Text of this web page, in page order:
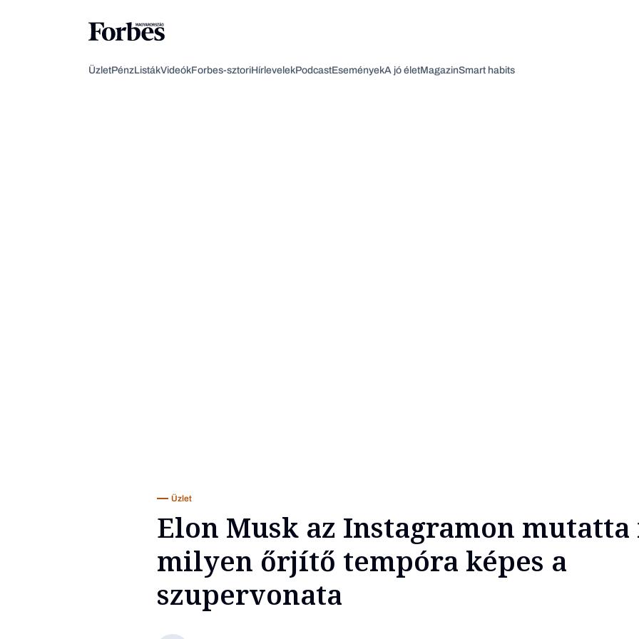
ÜzletPénzListákVideókForbes-sztoriHírlevelekPodcastEseményekA jó életMagazinSmart habits
Üzlet
Elon Musk az Instagramon mutatta
milyen őrjítő tempóra képes a
szupervonata